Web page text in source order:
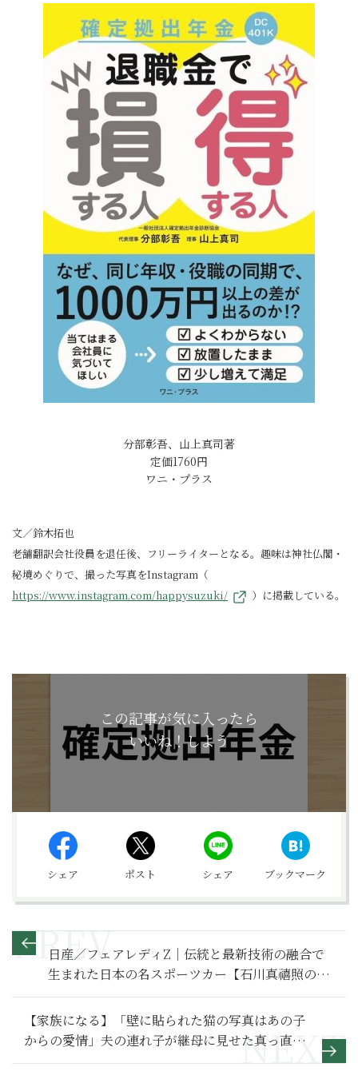
分部彰吾、山上真司著
定価1760円
ワニ・プラス
文／鈴木拓也
老舗翻訳会社役員を退任後、フリーライターとなる。趣味は神社仏閣・
秘境めぐりで、撮った写真をInstagram（
https://www.instagram.com/happysuzuki/
）に掲載している。
この記事が気に入ったら
いいね！しよう
シェア ポスト シェア ブックマーク
日産／フェアレディZ｜伝統と最新技術の融合で
生まれた日本の名スポーツカー【石川真禧照の名
車を利く】
【家族になる】「壁に貼られた猫の写真はあの子
からの愛情」夫の連れ子が継母に見せた真っ直ぐ
な優しさとは～その１～